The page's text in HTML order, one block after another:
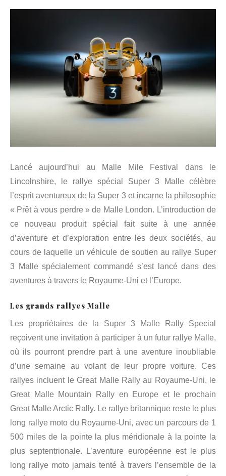
Lancé aujourd’hui au Malle Mile Festival dans le
Lincolnshire, le rallye spécial Super 3 Malle célèbre
l’esprit aventureux de la Super 3 et incarne la philosophie
« Prêt à vous perdre » de Malle London. L’introduction de
ce nouveau produit spécial fait suite à une année
d’aventure et d’exploration entre les deux sociétés, au
cours de laquelle un véhicule de soutien au rallye Super
3 Malle spécialement commandé s’est lancé dans des
aventures à travers le Royaume-Uni et l’Europe.
Les grands rallyes Malle
Les propriétaires de la Super 3 Malle Rally Special
reçoivent une invitation à participer à un futur rallye Malle,
où ils pourront prendre part à une aventure inoubliable
d’une semaine au volant de leur propre voiture. Ces
rallyes incluent le Great Malle Rally au Royaume-Uni, le
Great Malle Mountain Rally en Europe et le prochain
Great Malle Arctic Rally. Le rallye britannique reste le plus
long rallye moto du Royaume-Uni, avec un parcours de 1
500 miles de la pointe la plus méridionale à la pointe la
plus septentrionale. L’aventure européenne est le plus
long rallye moto jamais tenté à travers l’ensemble de la